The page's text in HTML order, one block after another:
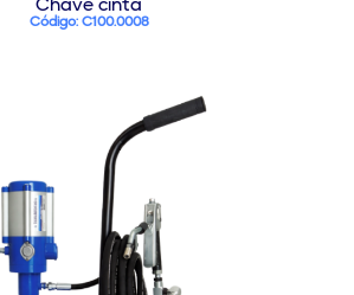
Chave cinta
Código: C100.0008